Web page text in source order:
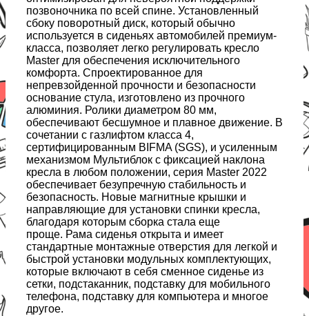
позвоночника по всей спине. Установленный
сбоку поворотный диск, который обычно
используется в сиденьях автомобилей премиум-
класса, позволяет легко регулировать кресло
Master для обеспечения исключительного
комфорта. Спроектированное для
непревзойденной прочности и безопасности
основание стула, изготовлено из прочного
алюминия. Ролики диаметром 80 мм,
обеспечивают бесшумное и плавное движение. В
сочетании с газлифтом класса 4,
сертифицированным BIFMA (SGS), и усиленным
механизмом Мультиблок с фиксацией наклона
кресла в любом положении, серия Master 2022
обеспечивает безупречную стабильность и
безопасность. Новые магнитные крышки и
направляющие для установки спинки кресла,
благодаря которым сборка стала еще
проще. Рама сиденья открыта и имеет
стандартные монтажные отверстия для легкой и
быстрой установки модульных комплектующих,
которые включают в себя сменное сиденье из
сетки, подстаканник, подставку для мобильного
телефона, подставку для компьютера и многое
другое.